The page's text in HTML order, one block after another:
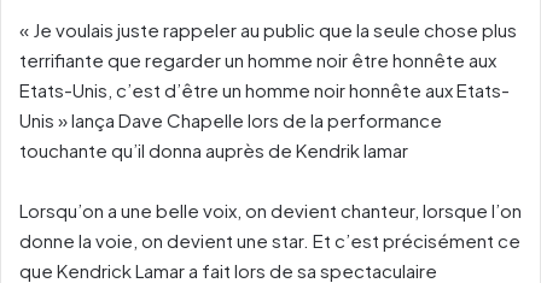
« Je voulais juste rappeler au public que la seule chose plus
terrifiante que regarder un homme noir être honnête aux
Etats-Unis, c’est d’être un homme noir honnête aux Etats-
Unis » lança Dave Chapelle lors de la performance
touchante qu’il donna auprès de Kendrik lamar
Lorsqu’on a une belle voix, on devient chanteur, lorsque l’on
donne la voie, on devient une star. Et c’est précisément ce
que Kendrick Lamar a fait lors de sa spectaculaire